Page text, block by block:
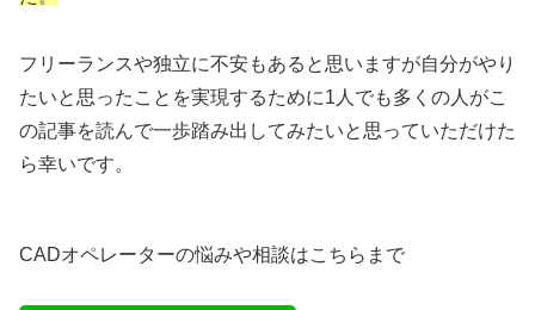
フリーランスや独立に不安もあると思いますが自分がやり
たいと思ったことを実現するために1人でも多くの人がこ
の記事を読んで一歩踏み出してみたいと思っていただけた
ら幸いです。
CADオペレーターの悩みや相談はこちらまで